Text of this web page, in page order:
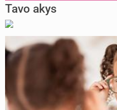
Tavo akys